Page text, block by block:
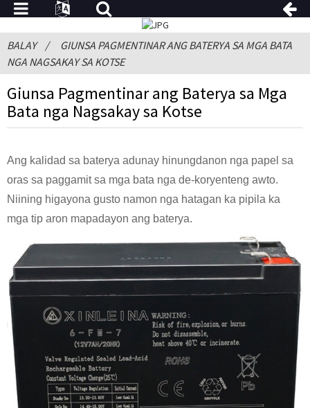
BALAY
GIUNSA PAGMENTINAR ANG BATERYA SA MGA BATA
NGA NAGSAKAY SA KOTSE
Giunsa Pagmentinar ang Baterya sa Mga
Bata nga Nagsakay sa Kotse
Ang kalidad sa baterya adunay hinungdanon nga papel sa
oras sa paggamit sa mga bata nga de-koryenteng awto.
Niining higayona gusto namon nga hatagan ka pipila ka
mga tip aron mapadayon ang baterya.